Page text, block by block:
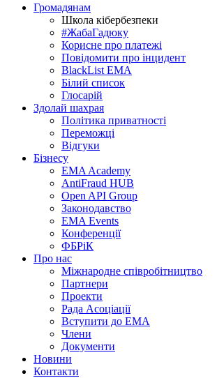
Громадянам
Школа кібербезпеки
#ЖабаГадюку
Корисне про платежі
Повідомити про інцидент
BlackList EMA
Білий список
Глосарій
Здолай шахрая
Політика приватності
Переможцi
Відгуки
Бізнесу
EMA Academy
AntiFraud HUB
Open API Group
Законодавство
EMA Events
Конференції
ФБРіК
Про нас
Міжнародне співробітництво
Партнери
Проекти
Рада Асоціації
Вступити до ЕМА
Члени
Документи
Новини
Контакти